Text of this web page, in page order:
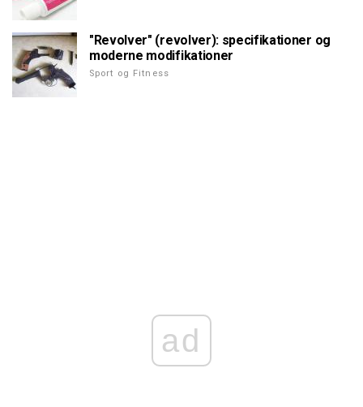
"Revolver" (revolver): specifikationer og
moderne modifikationer
Sport og Fitness
ad